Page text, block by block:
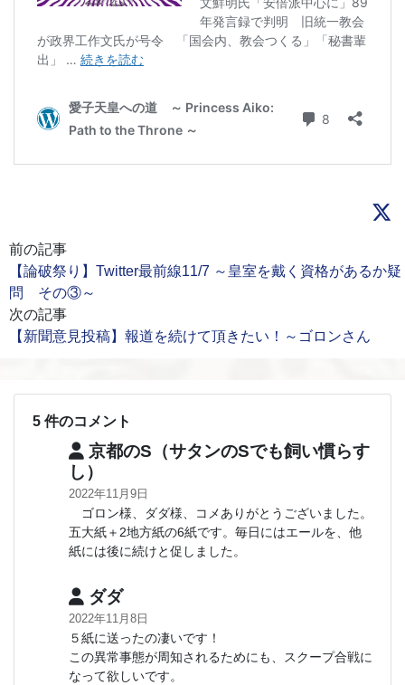
前の記事
【論破祭り】Twitter最前線11/7 ～皇室を戴く資格があるか疑
問 その③～
次の記事
【新聞意見投稿】報道を続けて頂きたい！～ゴロンさん
5 件のコメント
京都のS（サタンのSでも飼い慣らす
し）
2022年11月9日
ゴロン様、ダダ様、コメありがとうございました。
五大紙＋2地方紙の6紙です。毎日にはエールを、他
紙には後に続けと促しました。
ダダ
2022年11月8日
５紙に送ったの凄いです！
この異常事態が周知されるためにも、スクープ合戦に
なって欲しいです。